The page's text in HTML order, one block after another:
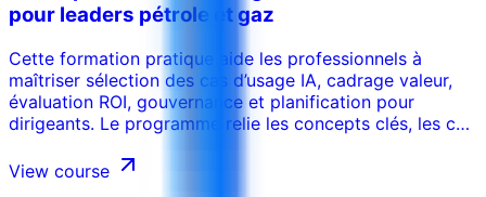
pour leaders pétrole et gaz
Cette formation pratique aide les professionnels à
maîtriser sélection des cas d’usage IA, cadrage valeur,
évaluation ROI, gouvernance et planification pour
dirigeants. Le programme relie les concepts clés, les cas
opérationnelles afin que les participants puissent
View course